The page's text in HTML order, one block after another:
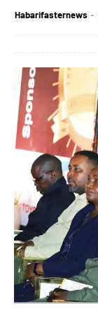
Habarifasternews